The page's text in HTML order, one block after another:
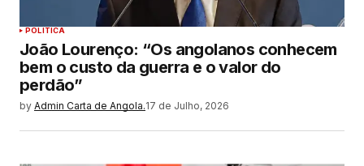
POLITICA
João Lourenço: “Os angolanos conhecem
bem o custo da guerra e o valor do
perdão”
by Admin Carta de Angola.17 de Julho, 2026